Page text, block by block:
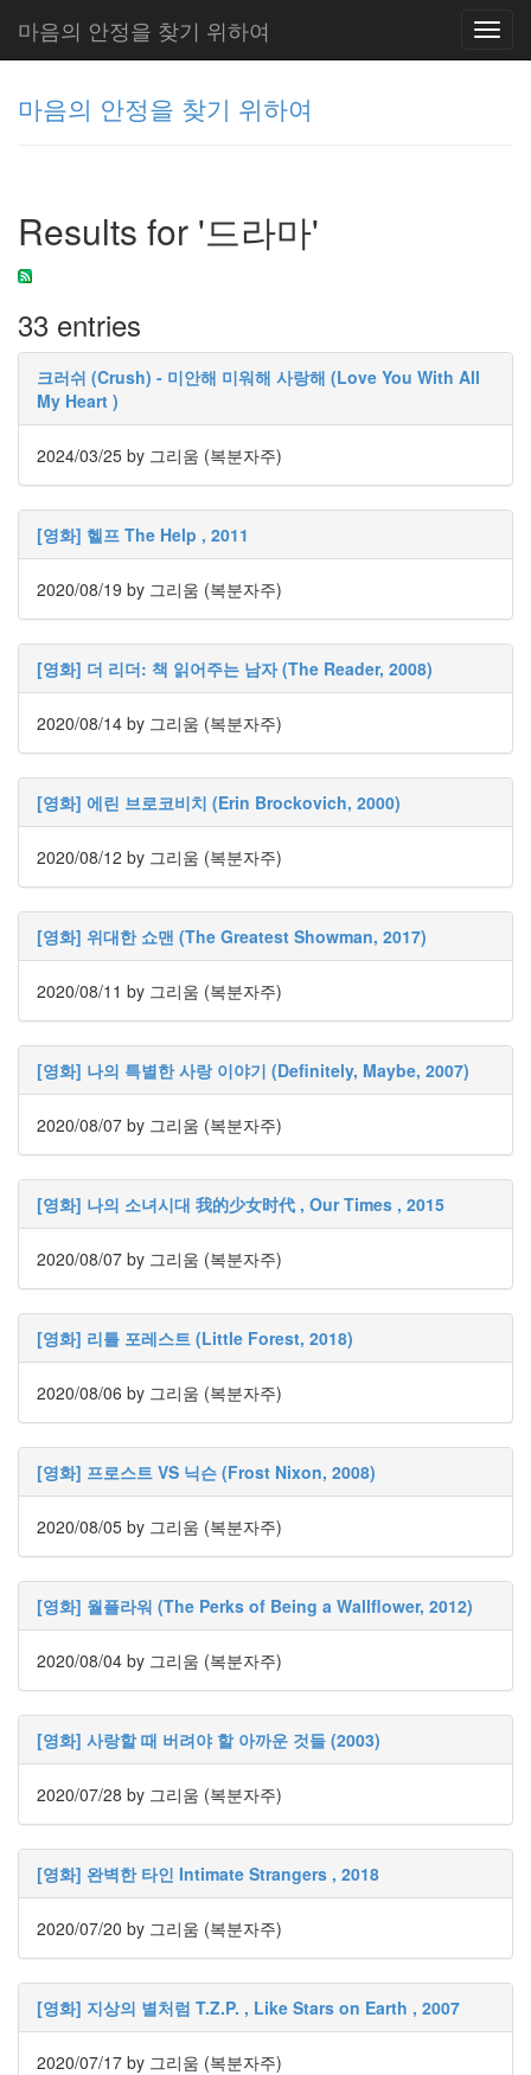
마음의 안정을 찾기 위하여
마음의 안정을 찾기 위하여
Results for '드라마'
33 entries
크러쉬 (Crush) - 미안해 미워해 사랑해 (Love You With All
My Heart )
2024/03/25 by 그리움 (복분자주)
[영화] 헬프 The Help , 2011
2020/08/19 by 그리움 (복분자주)
[영화] 더 리더: 책 읽어주는 남자 (The Reader, 2008)
2020/08/14 by 그리움 (복분자주)
[영화] 에린 브로코비치 (Erin Brockovich, 2000)
2020/08/12 by 그리움 (복분자주)
[영화] 위대한 쇼맨 (The Greatest Showman, 2017)
2020/08/11 by 그리움 (복분자주)
[영화] 나의 특별한 사랑 이야기 (Definitely, Maybe, 2007)
2020/08/07 by 그리움 (복분자주)
[영화] 나의 소녀시대 我的少女时代 , Our Times , 2015
2020/08/07 by 그리움 (복분자주)
[영화] 리틀 포레스트 (Little Forest, 2018)
2020/08/06 by 그리움 (복분자주)
[영화] 프로스트 VS 닉슨 (Frost Nixon, 2008)
2020/08/05 by 그리움 (복분자주)
[영화] 월플라워 (The Perks of Being a Wallflower, 2012)
2020/08/04 by 그리움 (복분자주)
[영화] 사랑할 때 버려야 할 아까운 것들 (2003)
2020/07/28 by 그리움 (복분자주)
[영화] 완벽한 타인 Intimate Strangers , 2018
2020/07/20 by 그리움 (복분자주)
[영화] 지상의 별처럼 T.Z.P. , Like Stars on Earth , 2007
2020/07/17 by 그리움 (복분자주)
움
(복
분
주)
Cloud
Delphi
주
절
절
파
이
박
FreeWare
드
마
프
웨
어
미
Notices
블
그
(복
분
자
주)
Find!
Categories
1338
AI
프
롬
프
트